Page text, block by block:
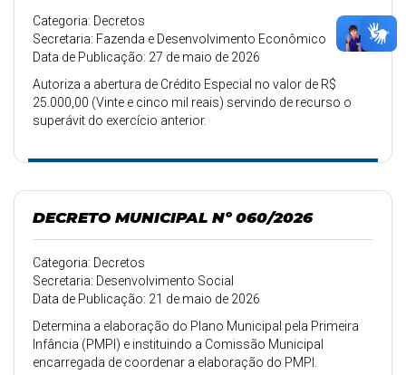
Categoria: Decretos
Secretaria: Fazenda e Desenvolvimento Econômico
Data de Publicação: 27 de maio de 2026
Autoriza a abertura de Crédito Especial no valor de R$
25.000,00 (Vinte e cinco mil reais) servindo de recurso o
superávit do exercício anterior.
DECRETO MUNICIPAL Nº 060/2026
Categoria: Decretos
Secretaria: Desenvolvimento Social
Data de Publicação: 21 de maio de 2026
Determina a elaboração do Plano Municipal pela Primeira
Infância (PMPI) e instituindo a Comissão Municipal
encarregada de coordenar a elaboração do PMPI.